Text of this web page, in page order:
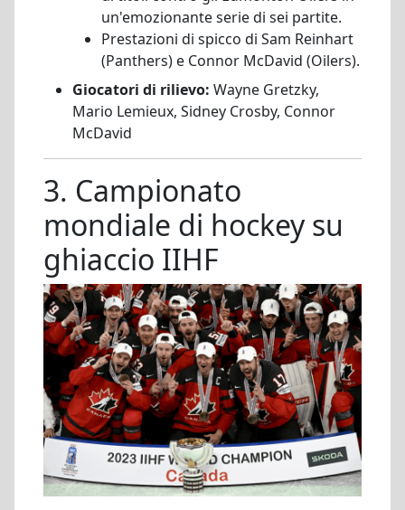
un'emozionante serie di sei partite.
Prestazioni di spicco di Sam Reinhart
(Panthers) e Connor McDavid (Oilers).
Giocatori di rilievo: Wayne Gretzky,
Mario Lemieux, Sidney Crosby, Connor
McDavid
3. Campionato
mondiale di hockey su
ghiaccio IIHF